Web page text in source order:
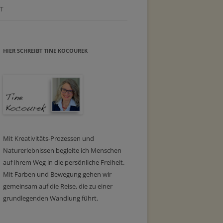
HIER SCHREIBT TINE KOCOUREK
Mit Kreativitäts-Prozessen und
Naturerlebnissen begleite ich Menschen
auf ihrem Weg in die persönliche Freiheit.
Mit Farben und Bewegung gehen wir
gemeinsam auf die Reise, die zu einer
grundlegenden Wandlung führt.